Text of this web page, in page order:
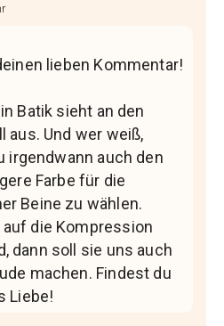
lieben Kommentar!
Batik sieht an den
aus. Und wer weiß,
irgendwann auch den
Farbe für die
Beine zu wählen.
die Kompression
dann soll sie uns auch
machen. Findest du
Liebe!